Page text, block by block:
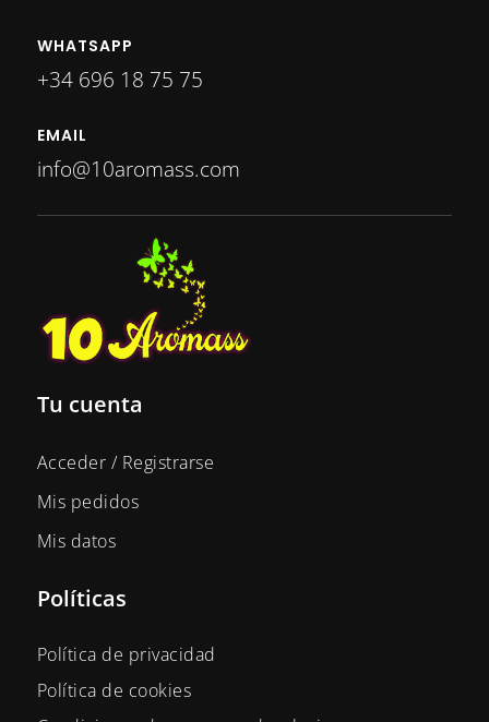
WHATSAPP
+34 696 18 75 75
EMAIL
info@10aromass.com
Tu cuenta
Acceder / Registrarse
Mis pedidos
Mis datos
Políticas
Política de privacidad
Política de cookies